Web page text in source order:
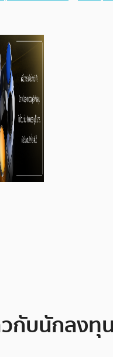
กับนักลงทุ